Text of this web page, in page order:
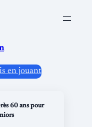
en jouant
60 ans pour